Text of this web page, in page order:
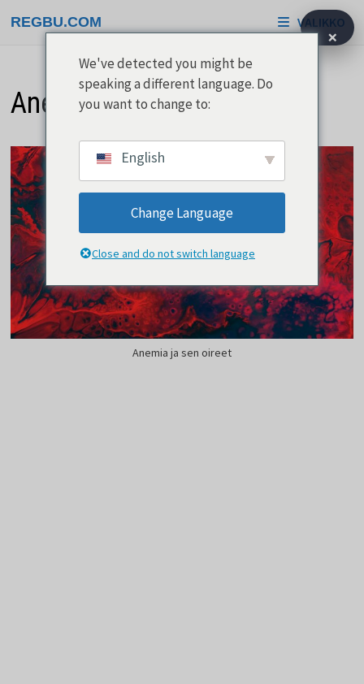
sisältöön
REGBU.COM VALIKKO
Anemia ja sen oireet
Anemia ja sen oireet
×
We've detected you might be
speaking a different language. Do
you want to change to:
English
Change Language
Close and do not switch language